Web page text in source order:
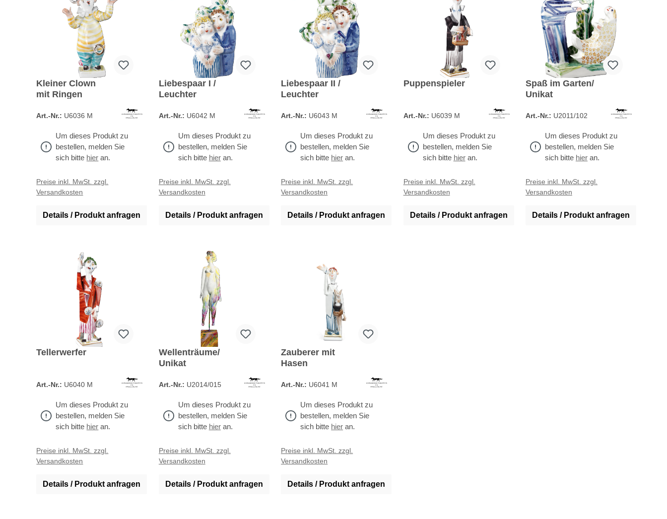
Kleiner Clown
mit Ringen
Art.-Nr.: U6036 M
Um dieses Produkt zu
bestellen, melden Sie
sich bitte hier an.
Preise inkl. MwSt. zzgl.
Versandkosten
Details / Produkt anfragen
Liebespaar I /
Leuchter
Art.-Nr.: U6042 M
Um dieses Produkt zu
bestellen, melden Sie
sich bitte hieran.
Preise inkl. MwSt. zzgl.
Versandkosten
Details / Produkt anfragen
Liebespaar II /
Leuchter
Art.-Nr.: U6043 M
Um dieses Produkt zu
bestellen, melden Sie
sich bitte hier an.
Preise inkl. MwSt. zzgl.
Versandkosten
Details / Produkt anfragen
Puppenspieler
Art.-Nr.: U6039 M
Um dieses Produkt zu
bestellen, melden Sie
sich bitte hieran.
Preise inkl. MwSt. zzgl.
Versandkosten
Details / Produkt anfragen
Spaß im Garten/
Unikat
Art.-Nr.: U2011/102
Um dieses Produkt zu
bestellen, melden Sie
sich bitte hieran.
Preise inkl. MwSt. zzgl.
Versandkosten
Details / Produkt anfragen
Tellerwerfer
Art.-Nr.: U6040 M
Um dieses Produkt zu
bestellen, melden Sie
sich bitte hier an.
Preise inkl. MwSt. zzgl.
Versandkosten
Details / Produkt anfragen
Wellenträume/
Unikat
Art.-Nr.: U2014/015
Um dieses Produkt zu
bestellen, melden Sie
sich bitte hieran.
Preise inkl. MwSt. zzgl.
Versandkosten
Details / Produkt anfragen
Zauberer mit
Hasen
Art.-Nr.: U6041 M
Um dieses Produkt zu
bestellen, melden Sie
sich bitte hier an.
Preise inkl. MwSt. zzgl.
Versandkosten
Details / Produkt anfragen